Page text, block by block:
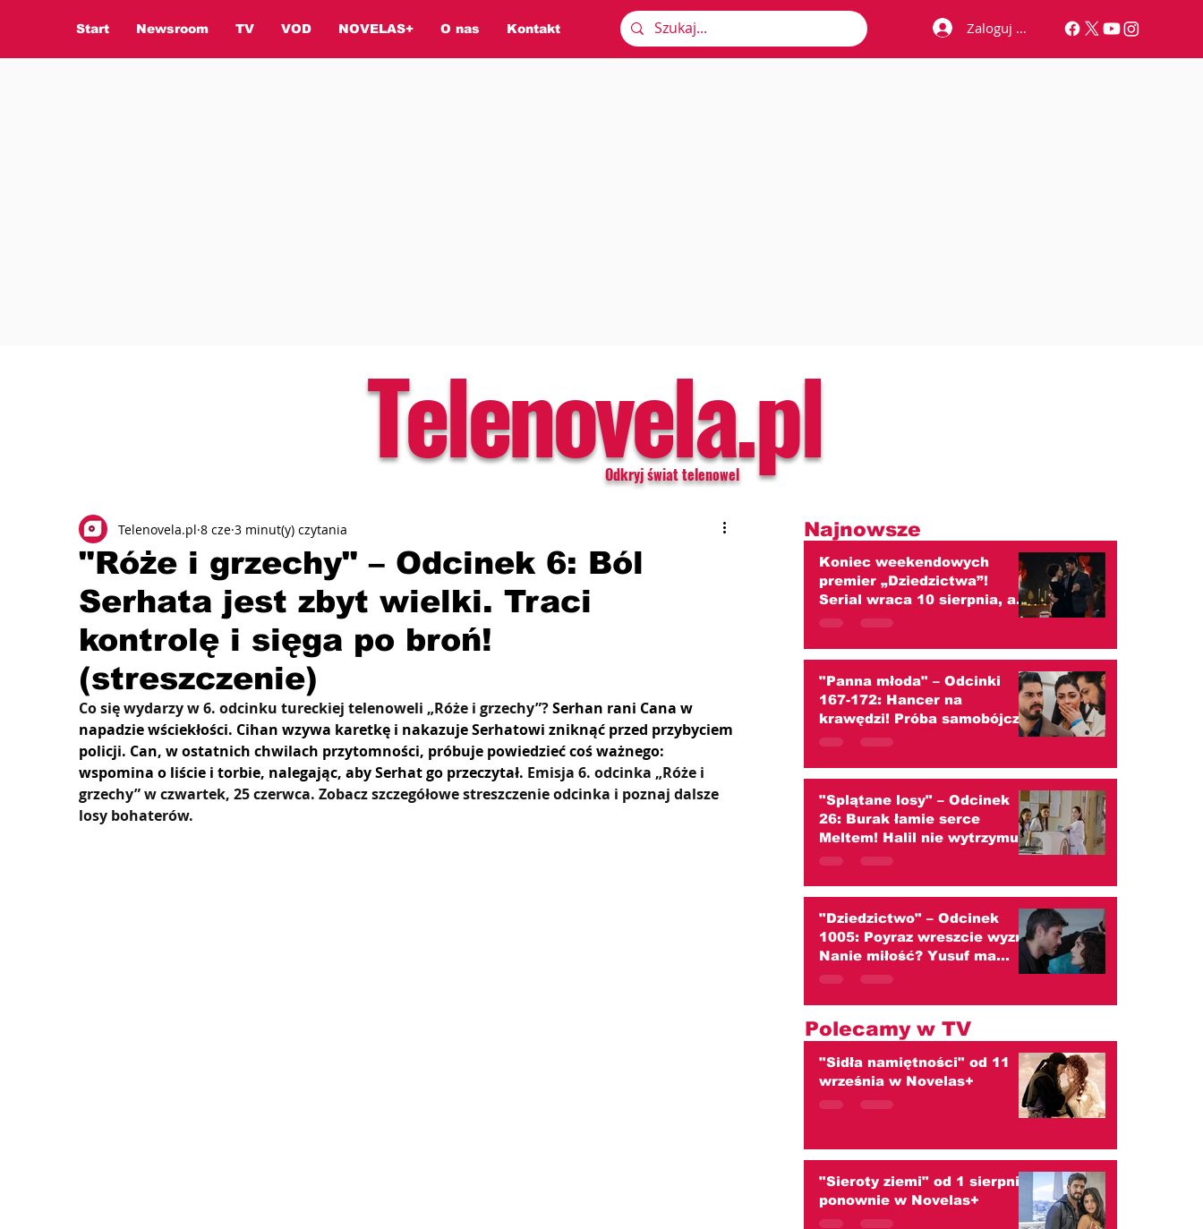
Start Newsroom TV VOD NOVELAS+ O nas Kontakt Zaloguj się
Telenovela.pl
Odkryj świat telenowel
"Róże i grzechy" – Odcinek 6: Ból
Serhata jest zbyt wielki. Traci
kontrolę i sięga po broń!
(streszczenie)
Telenovela.pl 8 cze 3 minut(y) czytania
Co się wydarzy w 6. odcinku tureckiej telenoweli „Róże i grzechy”? Serhan rani Cana w
napadzie wściekłości. Cihan wzywa karetkę i nakazuje Serhatowi zniknąć przed przybyciem
policji. Can, w ostatnich chwilach przytomności, próbuje powiedzieć coś ważnego:
wspomina o liście i torbie, nalegając, aby Serhat go przeczytał. Emisja 6. odcinka „Róże i
grzechy” w czwartek, 25 czerwca. Zobacz szczegółowe streszczenie odcinka i poznaj dalsze
losy bohaterów.
Najnowsze
Koniec weekendowych
premier „Dziedzictwa”!
Serial wraca 10 sierpnia, ale
od września czekają widzów
"Panna młoda" – Odcinki
167-172: Hancer na
krawędzi! Próba samobójcza,
szokujący ślub z Melihem i
"Splątane losy" – Odcinek
26: Burak łamie serce
Meltem! Halil nie wytrzymuje
ciężaru wielkiej tajemnicy
"Dziedzictwo" – Odcinek
1005: Poyraz wreszcie wyzna
Nanie miłość? Yusuf ma
tylko jedno marzenie!
Polecamy w TV
"Sidła namiętności" od 11
września w Novelas+
"Sieroty ziemi" od 1 sierpnia
ponownie w Novelas+